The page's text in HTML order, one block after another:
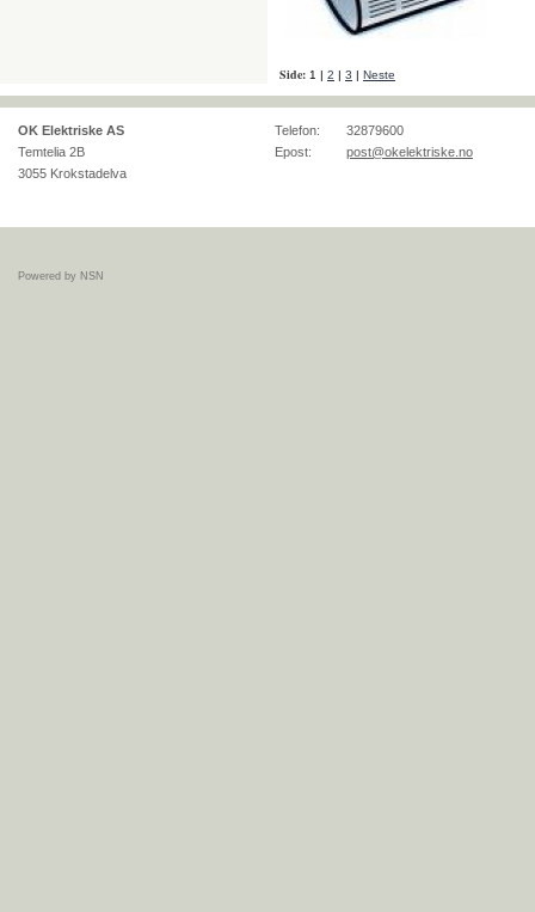
Side: 1 | 2 | 3 | Neste
OK Elektriske AS
Temtelia 2B
3055 Krokstadelva
Telefon:
32879600
Epost:
post@okelektriske.no
Powered by NSN